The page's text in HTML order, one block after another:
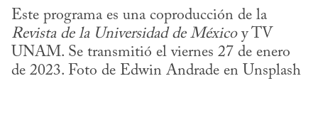
Revista de la Universidad de México y TV
UNAM. Se transmitió el viernes 27 de enero
de 2023. Foto de Edwin Andrade en Unsplash